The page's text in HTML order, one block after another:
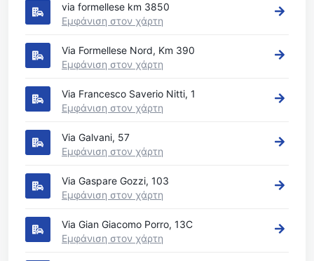
via formellese km 3850
Εμφάνιση στον χάρτη
Via Formellese Nord, Km 390
Εμφάνιση στον χάρτη
Via Francesco Saverio Nitti, 1
Εμφάνιση στον χάρτη
Via Galvani, 57
Εμφάνιση στον χάρτη
Via Gaspare Gozzi, 103
Εμφάνιση στον χάρτη
Via Gian Giacomo Porro, 13C
Εμφάνιση στον χάρτη